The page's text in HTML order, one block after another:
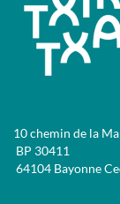
10 chemin de la
BP 30411
64104 Bayonne